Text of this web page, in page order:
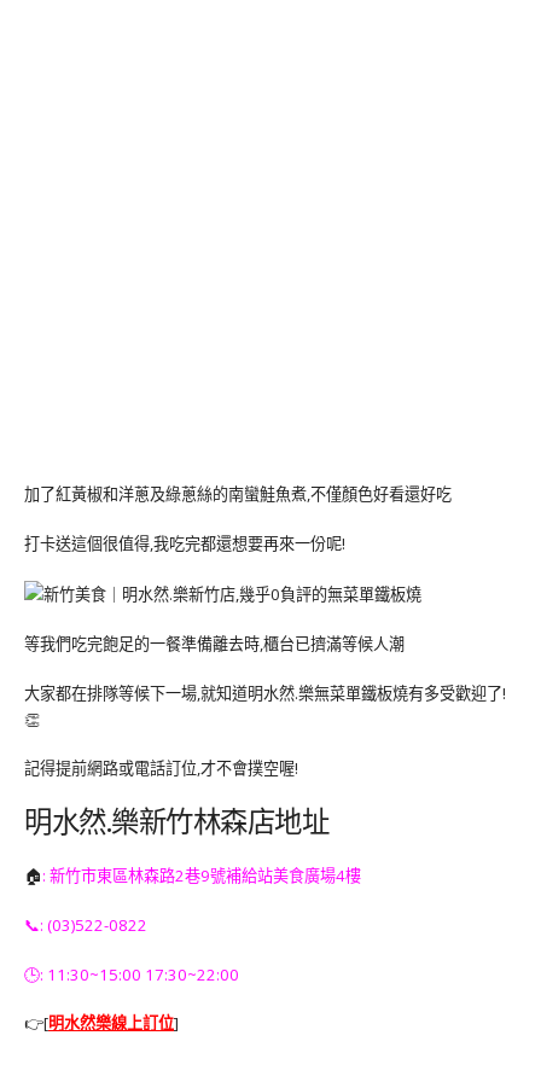
加了紅黃椒和洋蔥及綠蔥絲的南蠻鮭魚煮,不僅顏色好看還好吃
打卡送這個很值得,我吃完都還想要再來一份呢!
等我們吃完飽足的一餐準備離去時,櫃台已擠滿等候人潮
大家都在排隊等候下一場,就知道明水然.樂無菜單鐵板燒有多受歡迎了!
👏
記得提前網路或電話訂位,才不會撲空喔!
明水然.樂新竹林森店地址
🏠: 新竹市東區林森路2巷9號補給站美食廣場4樓
📞: (03)522-0822
🕒: 11:30~15:00 17:30~22:00
👉[明水然樂線上訂位]